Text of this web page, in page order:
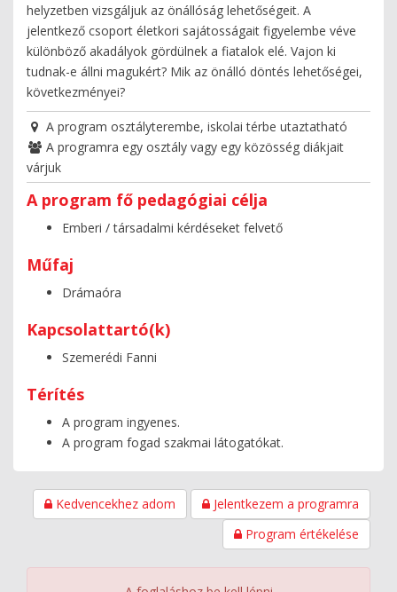
helyzetben vizsgáljuk az önállóság lehetőségeit. A
jelentkező csoport életkori sajátosságait figyelembe véve
különböző akadályok gördülnek a fiatalok elé. Vajon ki
tudnak-e állni magukért? Mik az önálló döntés lehetőségei,
következményei?
A program osztályterembe, iskolai térbe utaztatható
A programra egy osztály vagy egy közösség diákjait
várjuk
A program fő pedagógiai célja
Emberi / társadalmi kérdéseket felvető
Műfaj
Drámaóra
Kapcsolattartó(k)
Szemerédi Fanni
Térítés
A program ingyenes.
A program fogad szakmai látogatókat.
Kedvencekhez adom
Jelentkezem a programra
Program értékelése